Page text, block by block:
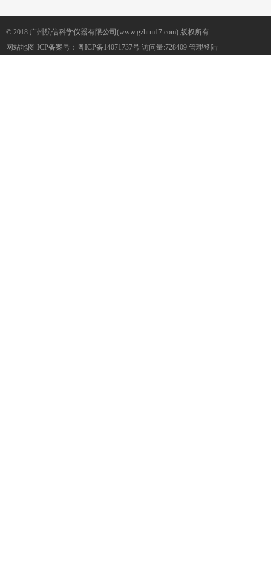
© 2018 广州航信科学仪器有限公司(www.gzhrm17.com) 版权所有
网站地图 ICP备案号： 粤ICP备14071737号 访问量:728409 管理登陆